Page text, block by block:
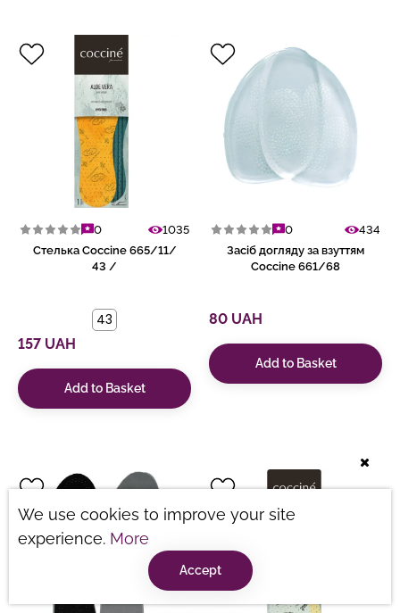
0
1035
Стелька Coccine 665/11/
43 /
43
157 UAH
Add to Basket
0
434
Засіб догляду за взуттям
Coccine 661/68
80 UAH
Add to Basket
We use cookies to improve your site
experience. More
Accept